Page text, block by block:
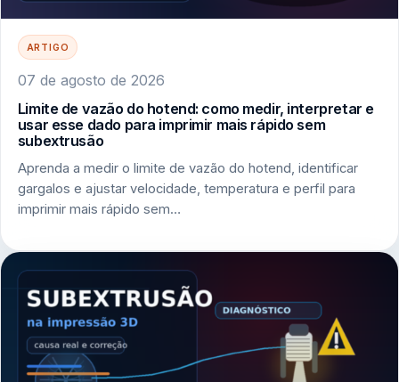
ARTIGO
07 de agosto de 2026
Limite de vazão do hotend: como medir, interpretar e
usar esse dado para imprimir mais rápido sem
subextrusão
Aprenda a medir o limite de vazão do hotend, identificar
gargalos e ajustar velocidade, temperatura e perfil para
imprimir mais rápido sem…